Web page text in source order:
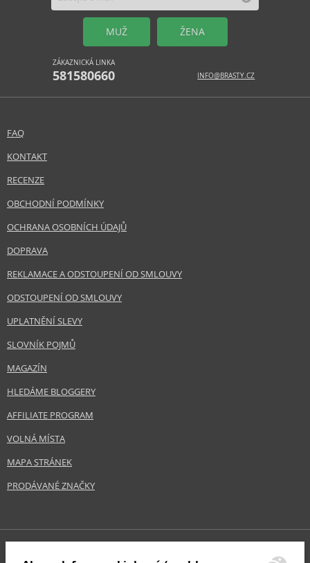
MUŽ ŽENA
ZÁKAZNICKÁ LINKA
581580660 INFO@BRASTY.CZ
FAQ
KONTAKT
RECENZE
OBCHODNÍ PODMÍNKY
OCHRANA OSOBNÍCH ÚDAJŮ
DOPRAVA
REKLAMACE A ODSTOUPENÍ OD SMLOUVY
ODSTOUPENÍ OD SMLOUVY
UPLATNĚNÍ SLEVY
SLOVNÍK POJMŮ
MAGAZÍN
HLEDÁME BLOGGERY
AFFILIATE PROGRAM
VOLNÁ MÍSTA
MAPA STRÁNEK
PRODÁVANÉ ZNAČKY